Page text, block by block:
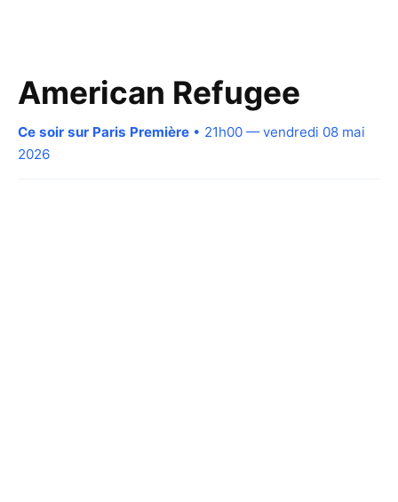
American Refugee
Ce soir sur Paris Première • 21h00 — vendredi 08 mai
2026